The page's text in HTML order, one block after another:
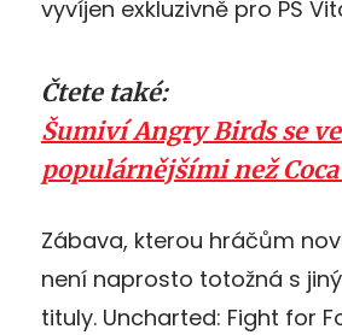
vyvíjen exkluzivně pro PS
Čtete také:
Šumiví Angry Birds se
populárnějšími než Coca
Zábava, kterou hráčům
není naprosto totožná s
tituly. Uncharted: Fight for